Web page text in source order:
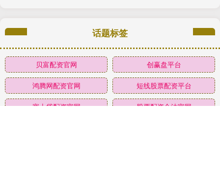
话题标签
贝富配资官网 创赢盘平台
鸿腾网配资官网 短线股票配资平台
塞上贷配资官网 股票配资合法官网